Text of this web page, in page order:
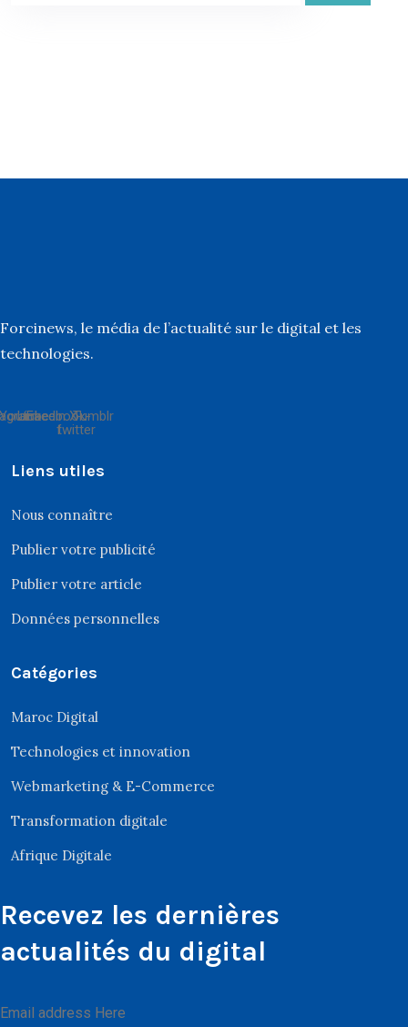
Forcinews, le média de l’actualité sur le digital et les
technologies.
Youtube
Linkedin
Facebook-
f
X-
twitter
Tumblr
Liens utiles
Nous connaître
Publier votre publicité
Publier votre article
Données personnelles
Catégories
Maroc Digital
Technologies et innovation
Webmarketing & E-Commerce
Transformation digitale
Afrique Digitale
Recevez les dernières
actualités du digital